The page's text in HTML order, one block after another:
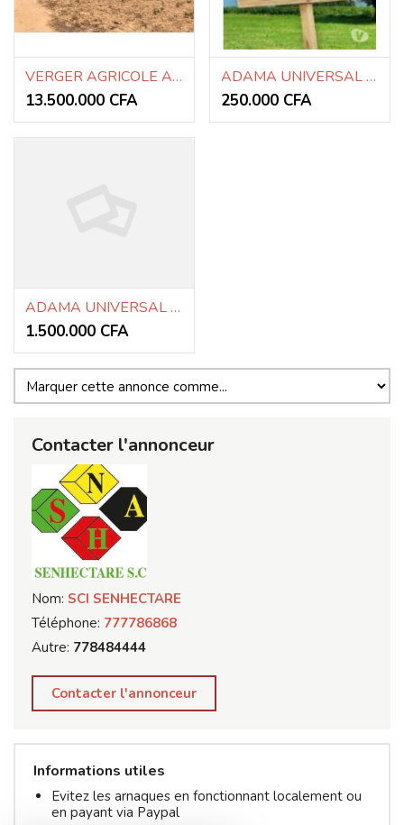
VERGER AGRICOLE A VENDRE
13.500.000 CFA
ADAMA UNIVERSAL IMMO & AFFAIRES
250.000 CFA
ADAMA UNIVERSAL IMMO & AFFAIRES
1.500.000 CFA
Contacter l'annonceur
Nom: SCI SENHECTARE
Téléphone: 777786868
Autre: 778484444
Contacter l'annonceur
Informations utiles
Evitez les arnaques en fonctionnant localement ou
en payant via Paypal